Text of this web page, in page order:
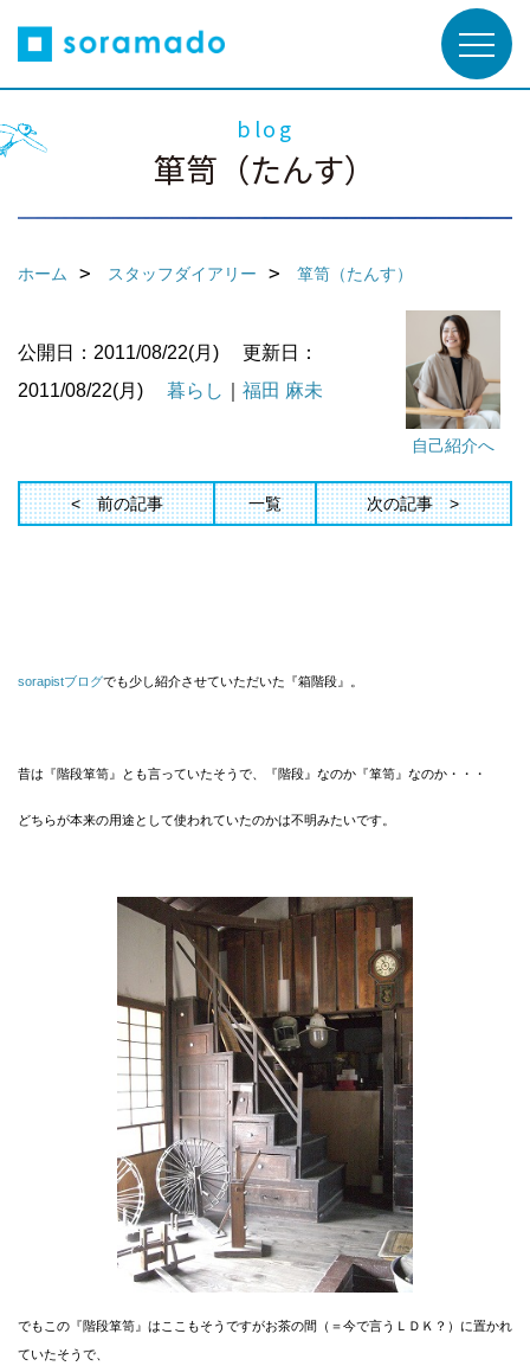
blog
箪笥（たんす）
ホーム スタッフダイアリー 箪笥（たんす）
自己紹介へ
公開日：2011/08/22(月)
更新日：
2011/08/22(月)
暮らし 福田 麻未
前の記事 一覧 次の記事
sorapistブログでも少し紹介させていただいた『箱階段』。
昔は『階段箪笥』とも言っていたそうで、『階段』なのか『箪笥』なのか・・・
どちらが本来の用途として使われていたのかは不明みたいです。
でもこの『階段箪笥』はここもそうですがお茶の間（＝今で言うＬＤＫ？）に置かれ
ていたそうで、